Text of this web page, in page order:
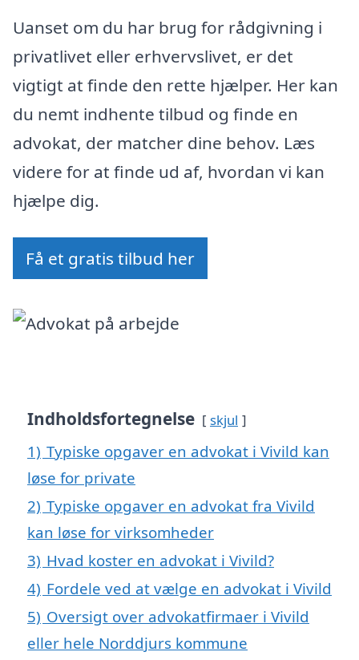
Uanset om du har brug for rådgivning i
privatlivet eller erhvervslivet, er det
vigtigt at finde den rette hjælper. Her kan
du nemt indhente tilbud og finde en
advokat, der matcher dine behov. Læs
videre for at finde ud af, hvordan vi kan
hjælpe dig.
Få et gratis tilbud her
Indholdsfortegnelse skjul
1) Typiske opgaver en advokat i Vivild kan
løse for private
2) Typiske opgaver en advokat fra Vivild
kan løse for virksomheder
3) Hvad koster en advokat i Vivild?
4) Fordele ved at vælge en advokat i Vivild
5) Oversigt over advokatfirmaer i Vivild
eller hele Norddjurs kommune